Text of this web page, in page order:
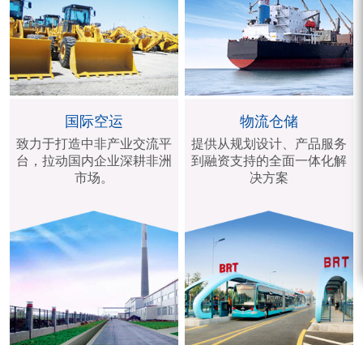
国际空运
致力于打造中非产业交流平
台，拉动国内企业深耕非洲
市场。
物流仓储
提供从规划设计、产品服务
到融资支持的全面一体化解
决方案